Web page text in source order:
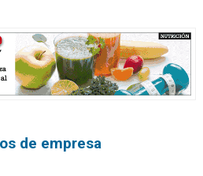
de empresa